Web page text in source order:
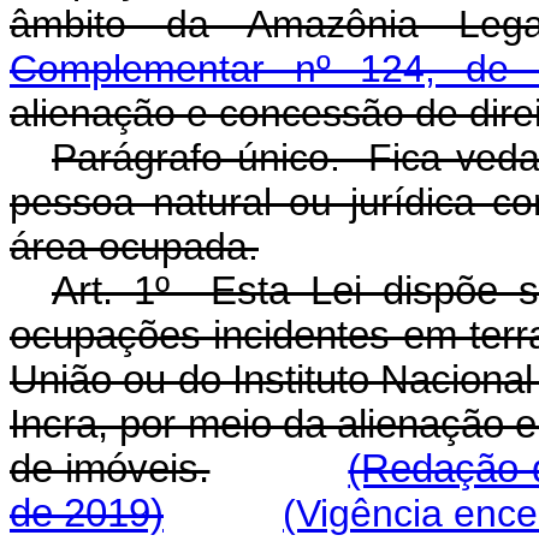
âmbito da Amazônia
Complementar nº 124,
alienação e concessão de
Parágrafo único. Fica
pessoa natural ou jurídica
área ocupada.
Art. 1º Esta Lei dispõe
ocupações incidentes em
União ou do Instituto
Incra, por meio da alienação
de imóveis.
(Redação
de 2019)
(Vigência